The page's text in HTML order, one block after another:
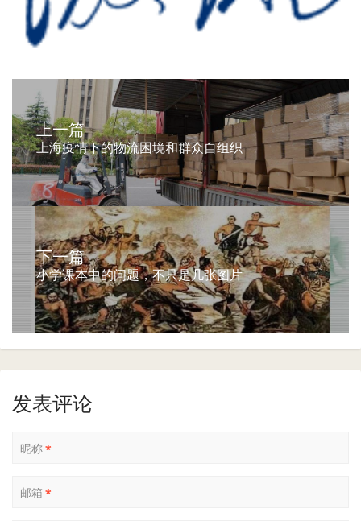
上一篇
上海疫情下的物流困境和群众自组织
下一篇
小学课本中的问题，不只是几张图片
发表评论
昵称*
邮箱 *